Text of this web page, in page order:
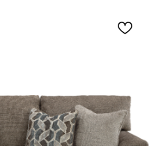
из смеси пера и
покрытие с
имеет легкую
защитное